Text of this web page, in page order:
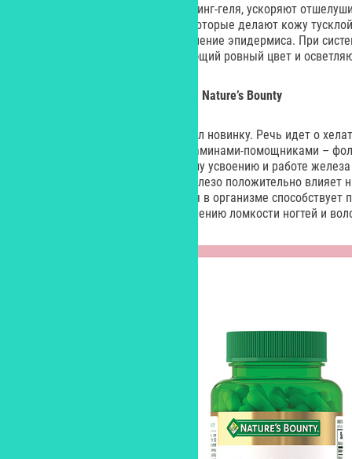
Кислоты, входящие в состав пилинг-геля, ускоряют
удаляют омертвевшие клетки, которые делают кожу
очищению и стимулирует обновление эпидермиса. При
новинки кожа приобретает сияющий ровный цвет и
Nature’s Bounty
Бренд Nature’s Bounty представил новинку. Речь идет о
усвоения форме, усиленном витаминами-помощниками –
и В12, способствующими лучшему усвоению и работе
важен для женской красоты: железо положительно влияет
ногтей – восполнение его уровня в организме
улучшению цвета лица и уменьшению ломкости ногтей и